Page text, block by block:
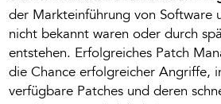
der Markteinführung von Software
nicht bekannt waren oder durch
entstehen. Erfolgreiches Patch
die Chance erfolgreicher Angriffe,
verfügbare Patches und deren